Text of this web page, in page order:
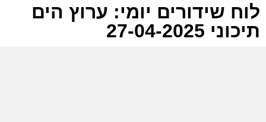
לוח שידורים יומי: ערוץ הים
תיכוני 27-04-2025